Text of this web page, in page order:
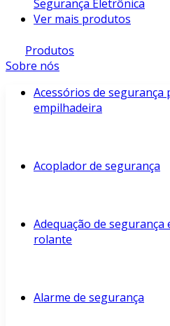
Segurança Eletrônica
Ver mais produtos
Produtos
Sobre nós
Acessórios de segurança
empilhadeira
Acoplador de segurança
Adequação de segurança
rolante
Alarme de segurança